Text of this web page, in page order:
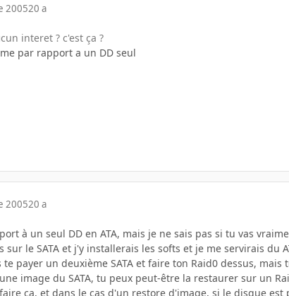
200520 a
interet ? c'est ça ?
par rapport a un DD seul
200520 a
à un seul DD en ATA, mais je ne sais pas si tu vas
sur le SATA et j'y installerais les softs et je me servirais du
payer un deuxième SATA et faire ton Raid0 dessus,
image du SATA, tu peux peut-être la restaurer sur un
ça, et dans le cas d'un restore d'image, si le disque